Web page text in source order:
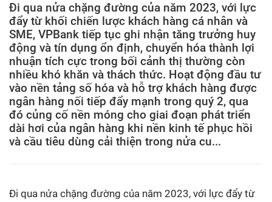
Đi qua nửa chặng đường của năm 2023, với lực
đẩy từ khối chiến lược khách hàng cá nhân và
SME, VPBank tiếp tục ghi nhận tăng trưởng huy
động và tín dụng ổn định, chuyển hóa thành lợi
nhuận tích cực trong bối cảnh thị thường còn
nhiều khó khăn và thách thức. Hoạt động đầu tư
vào nền tảng số hóa và hỗ trợ khách hàng được
ngân hàng nối tiếp đẩy mạnh trong quý 2, qua
đó củng cố nền móng cho giai đoạn phát triển
dài hơi của ngân hàng khi nền kinh tế phục hồi
và cầu tiêu dùng cải thiện trong nửa cu...
Đi qua nửa chặng đường của năm 2023, với lực đẩy từ